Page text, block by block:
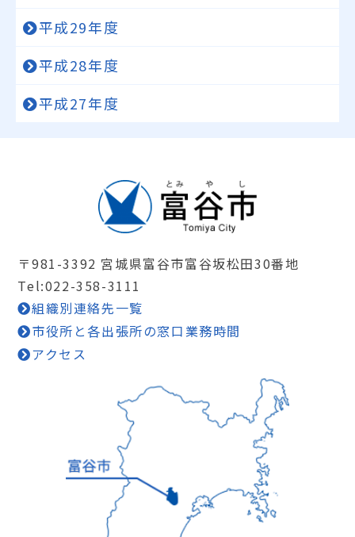
平成29年度
平成28年度
平成27年度
〒981-3392 宮城県富谷市富谷坂松田30番地
Tel:022-358-3111
組織別連絡先一覧
市役所と各出張所の窓口業務時間
アクセス